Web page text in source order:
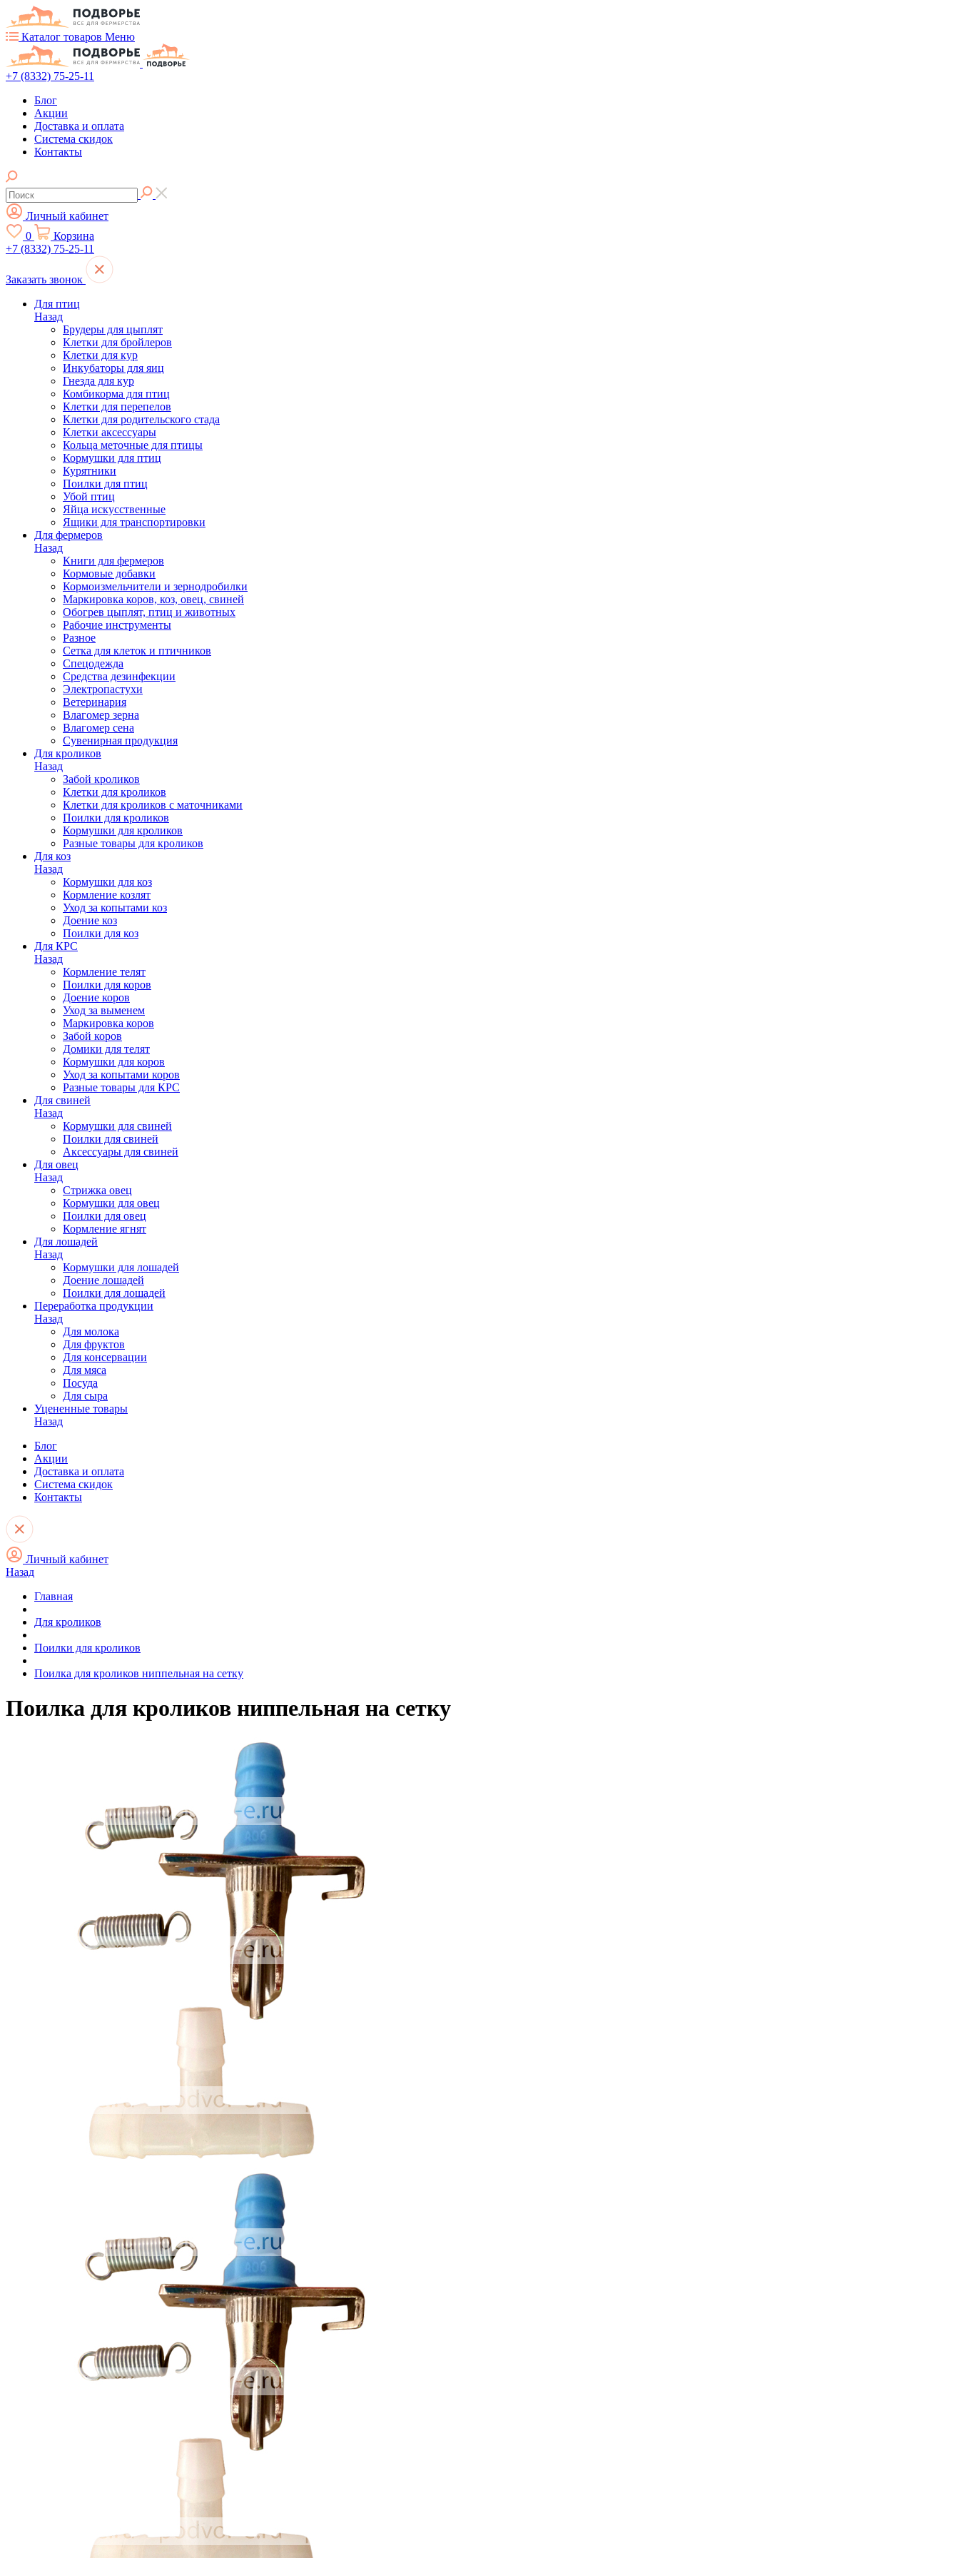
Каталог товаров Меню
+7 (8332) 75-25-11
Блог
Акции
Доставка и оплата
Система скидок
Контакты
Личный кабинет
0
Корзина
+7 (8332) 75-25-11
Заказать звонок
Для птиц
Назад
Брудеры для цыплят
Клетки для бройлеров
Клетки для кур
Инкубаторы для яиц
Гнезда для кур
Комбикорма для птиц
Клетки для перепелов
Клетки для родительского стада
Клетки аксессуары
Кольца меточные для птицы
Кормушки для птиц
Курятники
Поилки для птиц
Убой птиц
Яйца искусственные
Ящики для транспортировки
Для фермеров
Назад
Книги для фермеров
Кормовые добавки
Кормоизмельчители и зернодробилки
Маркировка коров, коз, овец, свиней
Обогрев цыплят, птиц и животных
Рабочие инструменты
Разное
Сетка для клеток и птичников
Спецодежда
Средства дезинфекции
Электропастухи
Ветеринария
Влагомер зерна
Влагомер сена
Сувенирная продукция
Для кроликов
Назад
Забой кроликов
Клетки для кроликов
Клетки для кроликов с маточниками
Поилки для кроликов
Кормушки для кроликов
Разные товары для кроликов
Для коз
Назад
Кормушки для коз
Кормление козлят
Уход за копытами коз
Доение коз
Поилки для коз
Для КРС
Назад
Кормление телят
Поилки для коров
Доение коров
Уход за выменем
Маркировка коров
Забой коров
Домики для телят
Кормушки для коров
Уход за копытами коров
Разные товары для КРС
Для свиней
Назад
Кормушки для свиней
Поилки для свиней
Аксессуары для свиней
Для овец
Назад
Стрижка овец
Кормушки для овец
Поилки для овец
Кормление ягнят
Для лошадей
Назад
Кормушки для лошадей
Доение лошадей
Поилки для лошадей
Переработка продукции
Назад
Для молока
Для фруктов
Для консервации
Для мяса
Посуда
Для сыра
Уцененные товары
Назад
Блог
Акции
Доставка и оплата
Система скидок
Контакты
Личный кабинет
Назад
Главная
Для кроликов
Поилки для кроликов
Поилка для кроликов ниппельная на сетку
Поилка для кроликов ниппельная на сетку